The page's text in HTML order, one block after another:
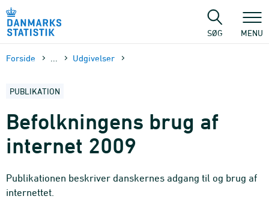
sidens
SØG MENU
Forside Udgivelser
PUBLIKATION
Befolkningens brug af
internet 2009
Publikationen beskriver danskernes adgang til og brug af
internettet.